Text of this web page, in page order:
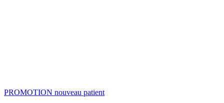
PROMOTION nouveau patient